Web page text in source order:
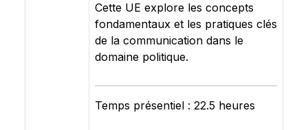
Cette UE explore les concepts
fondamentaux et les pratiques clés
de la communication dans le
domaine politique.
Temps présentiel : 22.5 heures